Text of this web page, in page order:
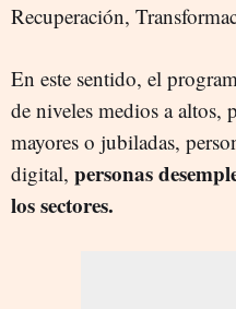
Recuperación,
En este sentido, el
de niveles medios a altos,
mayores o jubiladas,
digital, personas
los sectores.